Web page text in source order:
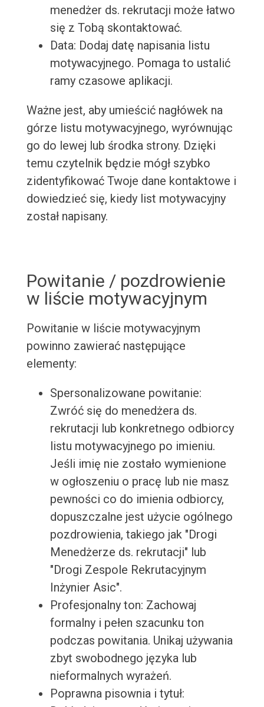
menedżer ds. rekrutacji może łatwo
się z Tobą skontaktować.
Data: Dodaj datę napisania listu
motywacyjnego. Pomaga to ustalić
ramy czasowe aplikacji.
Ważne jest, aby umieścić nagłówek na
górze listu motywacyjnego, wyrównując
go do lewej lub środka strony. Dzięki
temu czytelnik będzie mógł szybko
zidentyfikować Twoje dane kontaktowe i
dowiedzieć się, kiedy list motywacyjny
został napisany.
Powitanie / pozdrowienie
w liście motywacyjnym
Powitanie w liście motywacyjnym
powinno zawierać następujące
elementy:
Spersonalizowane powitanie:
Zwróć się do menedżera ds.
rekrutacji lub konkretnego odbiorcy
listu motywacyjnego po imieniu.
Jeśli imię nie zostało wymienione
w ogłoszeniu o pracę lub nie masz
pewności co do imienia odbiorcy,
dopuszczalne jest użycie ogólnego
pozdrowienia, takiego jak "Drogi
Menedżerze ds. rekrutacji" lub
"Drogi Zespole Rekrutacyjnym
Inżynier Asic".
Profesjonalny ton: Zachowaj
formalny i pełen szacunku ton
podczas powitania. Unikaj używania
zbyt swobodnego języka lub
nieformalnych wyrażeń.
Poprawna pisownia i tytuł: